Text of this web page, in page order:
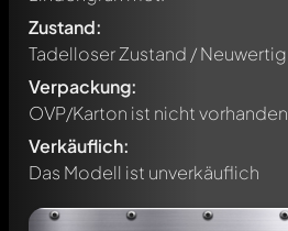
Zustand:
Tadelloser Zustand / Neuwertig
Verpackung:
OVP/Karton ist nicht vorhanden
Verkäuflich:
Das Modell ist unverkäuflich